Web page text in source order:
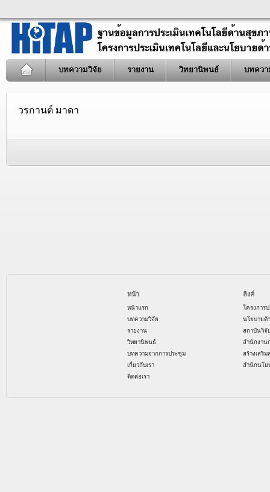
บทความวิจัย รายงาน วิทยานิพนธ์ บทควา
วรกานต์ มาดา
หน้า
หน้าแรก
บทความวิจัย
รายงาน
วิทยานิพนธ์
บทความจากการประชุม
เกี่ยวกับเรา
ติดต่อเรา
ลิงค์
โครงการ
นโยบายด้
สถาบันวิจั
สำนักงาน
สร้างเสริ
สำนักนโย